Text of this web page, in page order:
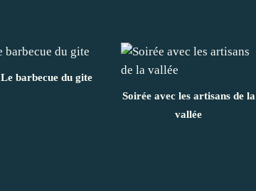
Le barbecue du gite
Soirée avec les artisans de la
vallée